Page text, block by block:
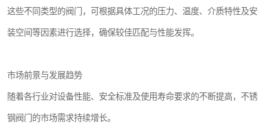
这些不同类型的阀门，可根据具体工况的压力、温度、介质特性及安
装空间等因素进行选择，确保较佳匹配与性能发挥。
市场前景与发展趋势
随着各行业对设备性能、安全标准及使用寿命要求的不断提高，不锈
钢阀门的市场需求持续增长。